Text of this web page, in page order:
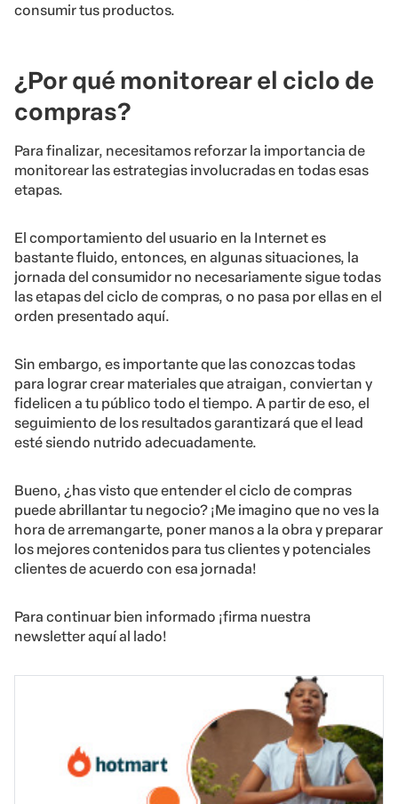
consumir tus productos.
¿Por qué monitorear el ciclo de
compras?
Para finalizar, necesitamos reforzar la importancia de
monitorear las estrategias involucradas en todas esas
etapas.
El comportamiento del usuario en la Internet es
bastante fluido, entonces, en algunas situaciones, la
jornada del consumidor no necesariamente sigue todas
las etapas del ciclo de compras, o no pasa por ellas en el
orden presentado aquí.
Sin embargo, es importante que las conozcas todas
para lograr crear materiales que atraigan, conviertan y
fidelicen a tu público todo el tiempo. A partir de eso, el
seguimiento de los resultados garantizará que el lead
esté siendo nutrido adecuadamente.
Bueno, ¿has visto que entender el ciclo de compras
puede abrillantar tu negocio? ¡Me imagino que no ves la
hora de arremangarte, poner manos a la obra y preparar
los mejores contenidos para tus clientes y potenciales
clientes de acuerdo con esa jornada!
Para continuar bien informado ¡firma nuestra
newsletter aquí al lado!